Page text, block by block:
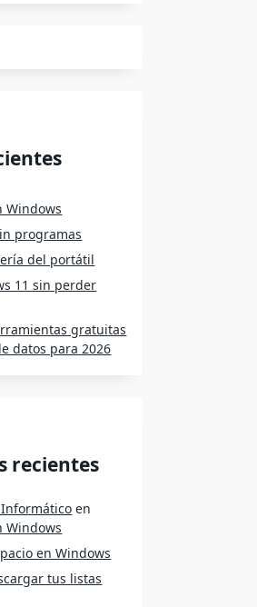
Windows
programas
del portátil
11 sin perder
gratuitas
datos para 2026
recientes
en
Windows
en Windows
tus listas